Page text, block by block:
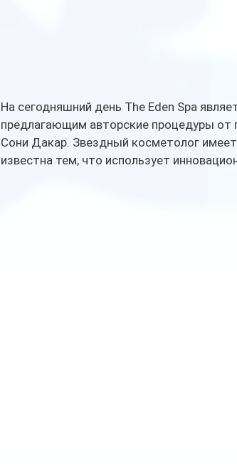
На сегодняшний день The Eden Spa
предлагающим авторские процедуры от
Сони Дакар. Звездный косметолог
известна тем, что использует